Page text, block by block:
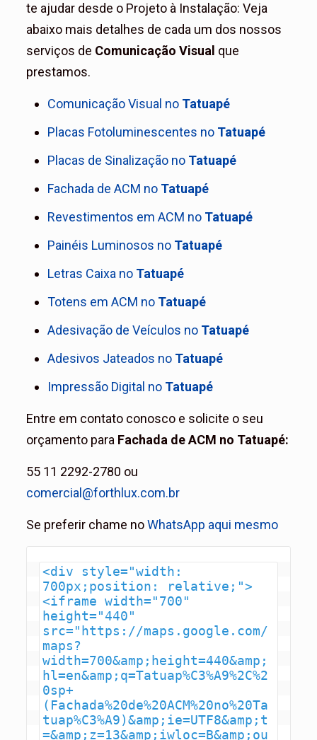
te ajudar desde o Projeto à Instalação: Veja
abaixo mais detalhes de cada um dos nossos
serviços de Comunicação Visual que
prestamos.
Comunicação Visual no Tatuapé
Placas Fotoluminescentes no Tatuapé
Placas de Sinalização no Tatuapé
Fachada de ACM no Tatuapé
Revestimentos em ACM no Tatuapé
Painéis Luminosos no Tatuapé
Letras Caixa no Tatuapé
Totens em ACM no Tatuapé
Adesivação de Veículos no Tatuapé
Adesivos Jateados no Tatuapé
Impressão Digital no Tatuapé
Entre em contato conosco e solicite o seu
orçamento para Fachada de ACM no Tatuapé:
55 11 2292-2780 ou
comercial@forthlux.com.br
Se preferir chame noWhatsApp aqui mesmo
<div style="width:
700px;position: relative;">
<iframe width="700"
height="440"
src="https://maps.google.com/
maps?
width=700&amp;height=440&amp;
hl=en&amp;q=Tatuap%C3%A9%2C%2
0sp+
(Fachada%20de%20ACM%20no%20Ta
tuap%C3%A9)&amp;ie=UTF8&amp;t
=&amp;z=13&amp;iwloc=B&amp;ou